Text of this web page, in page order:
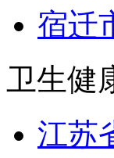
宿迁
卫生健
江苏